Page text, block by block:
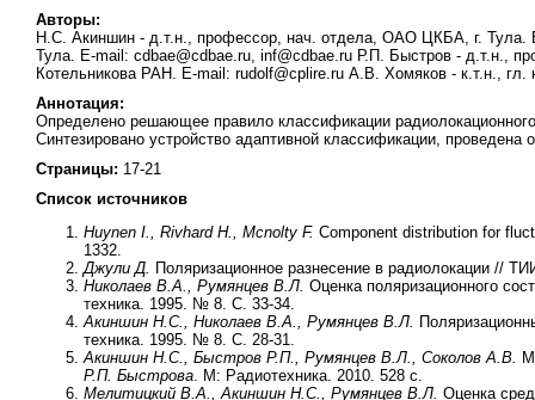
Авторы:
Н.С. Акиншин - д.т.н., профессор, нач. отдела, ОАО ЦКБА, г.
Тула. E-mail: cdbae@cdbae.ru, inf@cdbae.ru Р.П. Быстров - д.т.н.,
Котельникова РАН. E-mail: rudolf@cplire.ru А.В. Хомяков - к.т.н.,
Аннотация:
Определено решающее правило классификации
Синтезировано устройство адаптивной классификации, проведена
Страницы: 17-21
Список источников
Huynen I., Rivhard H., Mcnolty F. Component distribution for
1332.
Джули Д. Поляризационное разнесение в радиолокации //
Николаев В.А., Румянцев В.Л. Оценка поляризационного
техника. 1995. № 8. С. 33-34.
Акиншин Н.С., Николаев В.А., Румянцев В.Л.
техника. 1995. № 8. С. 28-31.
Акиншин Н.С., Быстров Р.П., Румянцев В.Л., Соколов А.В.
Р.П. Быстрова. М: Радиотехника. 2010. 528 с.
Мелитицкий В.А., Акиншин Н.С., Румянцев В.Л. Оценка